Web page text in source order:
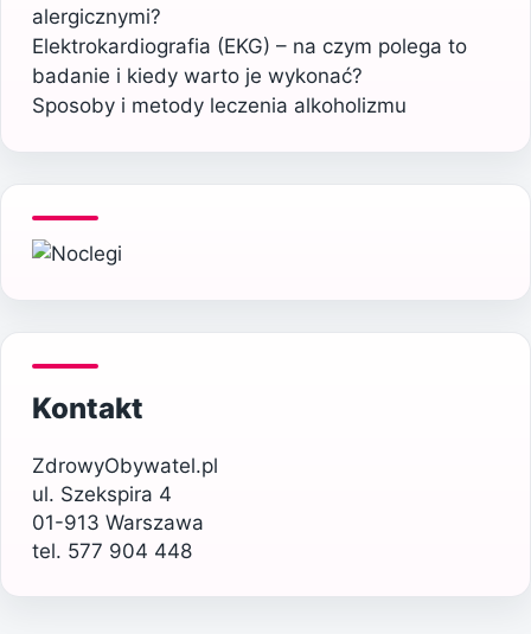
alergicznymi?
Elektrokardiografia (EKG) – na czym polega to
badanie i kiedy warto je wykonać?
Sposoby i metody leczenia alkoholizmu
Kontakt
ZdrowyObywatel.pl
ul. Szekspira 4
01-913 Warszawa
tel. 577 904 448